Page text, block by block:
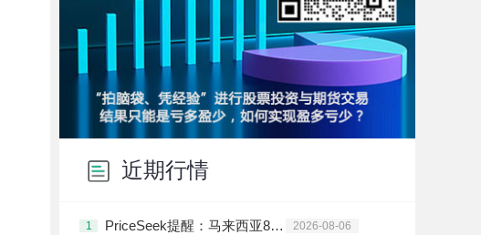
近期行情
1 PriceSeek提醒：马来西亚8月前5日棕榈油出口大幅下滑 2026-08-06